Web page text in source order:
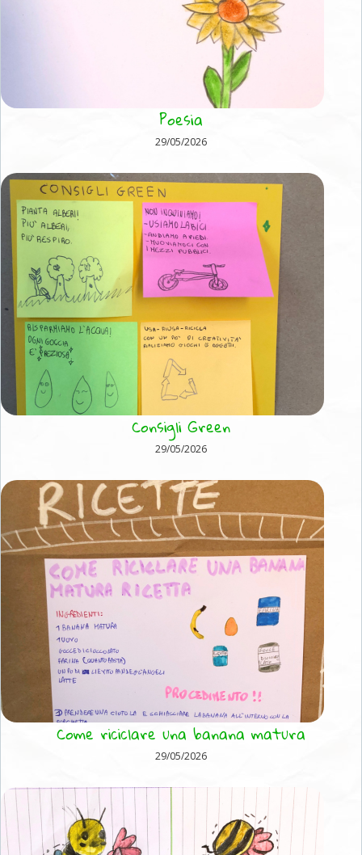
Poesia
29/05/2026
Consigli Green
29/05/2026
Come riciclare una banana matura
29/05/2026